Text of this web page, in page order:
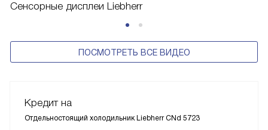
Сенсорные дисплеи Liebherr
ПОСМОТРЕТЬ ВСЕ ВИДЕО
Кредит на
Отдельностоящий холодильник Liebherr CNd 5723